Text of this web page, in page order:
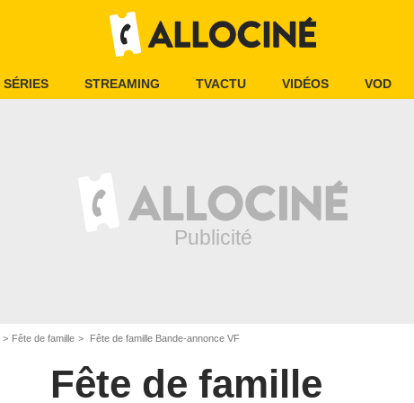
SÉRIES STREAMING TVACTU VIDÉOS VOD
Fête de famille Fête de famille Bande-annonce VF
Fête de famille